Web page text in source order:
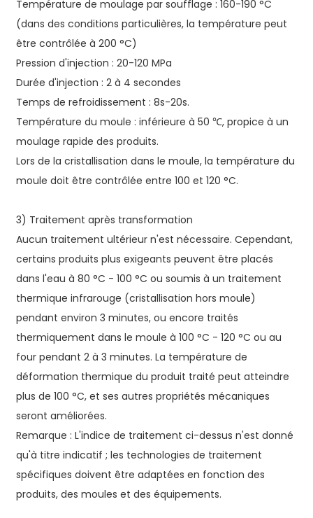
Température de moulage par soufflage : 160-190 °C
(dans des conditions particulières, la température peut
être contrôlée à 200 °C)
Pression d'injection : 20-120 MPa
Durée d'injection : 2 à 4 secondes
Temps de refroidissement : 8s-20s.
Température du moule : inférieure à 50 ℃, propice à un
moulage rapide des produits.
Lors de la cristallisation dans le moule, la température du
moule doit être contrôlée entre 100 et 120 °C.
3) Traitement après transformation
Aucun traitement ultérieur n'est nécessaire. Cependant,
certains produits plus exigeants peuvent être placés
dans l'eau à 80 °C - 100 °C ou soumis à un traitement
thermique infrarouge (cristallisation hors moule)
pendant environ 3 minutes, ou encore traités
thermiquement dans le moule à 100 °C - 120 °C ou au
four pendant 2 à 3 minutes. La température de
déformation thermique du produit traité peut atteindre
plus de 100 °C, et ses autres propriétés mécaniques
seront améliorées.
Remarque : L'indice de traitement ci-dessus n'est donné
qu'à titre indicatif ; les technologies de traitement
spécifiques doivent être adaptées en fonction des
produits, des moules et des équipements.